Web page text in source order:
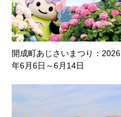
開成町あじさいまつり：2026
年6月6日～6月14日